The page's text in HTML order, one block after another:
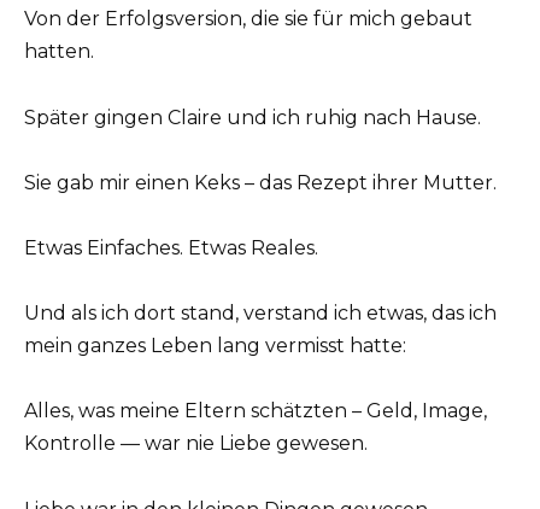
Von der Erfolgsversion, die sie für mich gebaut
hatten.
Später gingen Claire und ich ruhig nach Hause.
Sie gab mir einen Keks – das Rezept ihrer Mutter.
Etwas Einfaches. Etwas Reales.
Und als ich dort stand, verstand ich etwas, das ich
mein ganzes Leben lang vermisst hatte:
Alles, was meine Eltern schätzten – Geld, Image,
Kontrolle — war nie Liebe gewesen.